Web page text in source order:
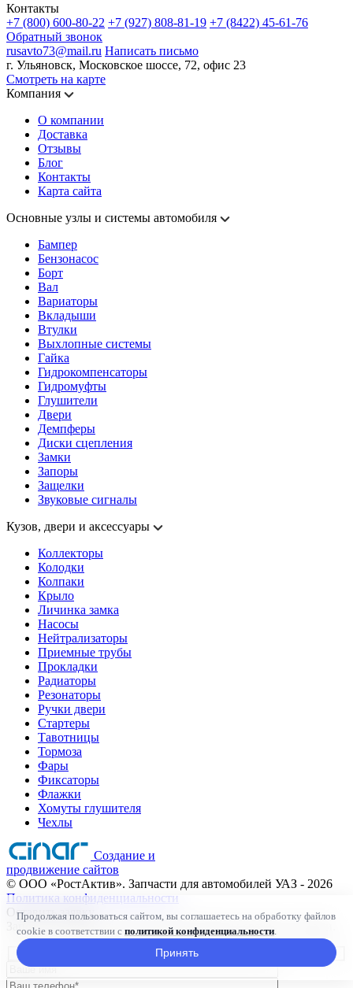
Контакты
+7 (800) 600-80-22 +7 (927) 808-81-19 +7 (8422) 45-61-76
Обратный звонок
rusavto73@mail.ru Написать письмо
г. Ульяновск, Московское шоссе, 72, офис 23
Смотреть на карте
Компания
О компании
Доставка
Отзывы
Блог
Контакты
Карта сайта
Основные узлы и системы автомобиля
Бампер
Бензонасос
Борт
Вал
Вариаторы
Вкладыши
Втулки
Выхлопные системы
Гайка
Гидрокомпенсаторы
Гидромуфты
Глушители
Двери
Демпферы
Диски сцепления
Замки
Запоры
Защелки
Звуковые сигналы
Кузов, двери и аксессуары
Коллекторы
Колодки
Колпаки
Крыло
Личинка замка
Насосы
Нейтрализаторы
Приемные трубы
Прокладки
Радиаторы
Резонаторы
Ручки двери
Стартеры
Тавотницы
Тормоза
Фары
Фиксаторы
Флажки
Хомуты глушителя
Чехлы
Создание и
продвижение сайтов
© ООО «РостАктив». Запчасти для автомобилей УАЗ - 2026
Политика конфиденциальности
Оставить заявку
Заполните форму ниже и наши менеджеры свяжутся с Вами.
Продолжая пользоваться сайтом, вы соглашаетесь на обработку файлов
cookie в соответствии с политикой конфиденциальности.
Принять